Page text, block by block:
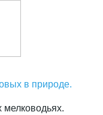
в природе.